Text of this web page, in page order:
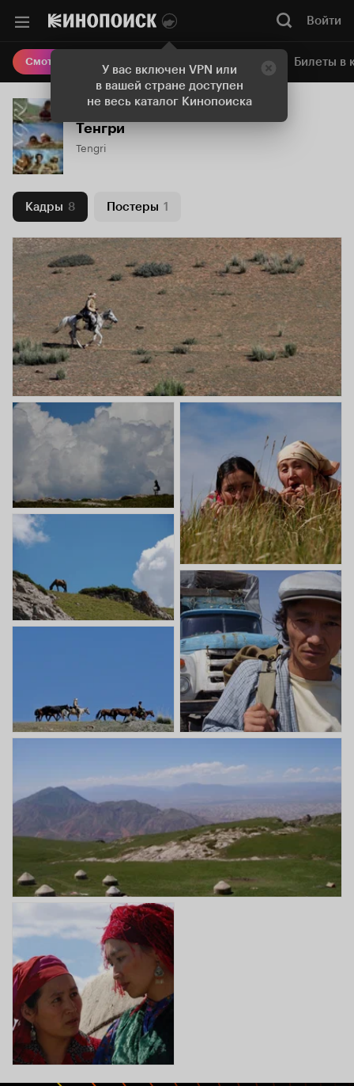
У вас включен VPN или
в вашей стране доступен
не весь каталог Кинопоиска
Войти
Смотреть кино Онлайн-кинотеатр Билеты в
Тенгри
Tengri
Кадры 8 Постеры 1